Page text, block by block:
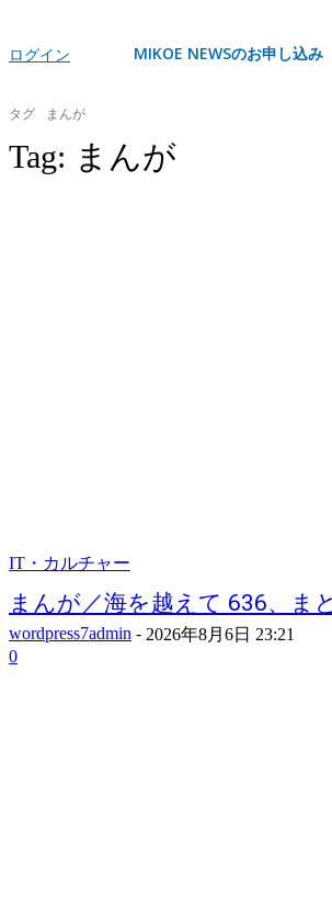
ログイン MIKOE NEWSのお申し込み
タグ まんが
Tag: まんが
IT・カルチャー
まんが／海を越えて 636、ま
wordpress7admin - 2026年8月6日 23:21
0